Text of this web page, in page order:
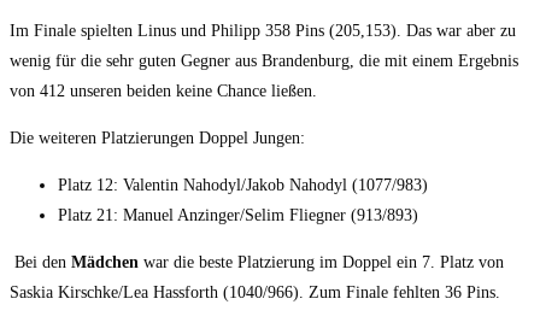
Im Finale spielten Linus und Philipp 358 Pins (205,153). Das war aber zu
wenig für die sehr guten Gegner aus Brandenburg, die mit einem Ergebnis
von 412 unseren beiden keine Chance ließen.
Die weiteren Platzierungen Doppel Jungen:
Platz 12: Valentin Nahodyl/Jakob Nahodyl (1077/983)
Platz 21: Manuel Anzinger/Selim Fliegner (913/893)
Bei den Mädchen war die beste Platzierung im Doppel ein 7. Platz von
Saskia Kirschke/Lea Hassforth (1040/966). Zum Finale fehlten 36 Pins.